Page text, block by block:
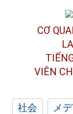
CƠ
VIÊN
社会 メ